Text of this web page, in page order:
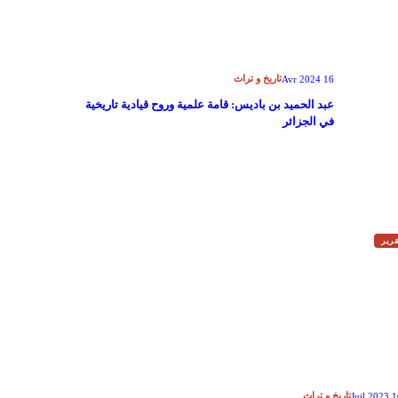
16 Avr 2024 تاريخ و تراث
عبد الحميد بن باديس: قامة علمية وروح قيادية تاريخية
في الجزائر
16 تاريخ و تراث